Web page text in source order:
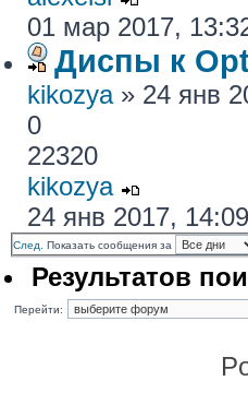
01 мар 2017,
Диспы к
kikozya» 24 янв
0
22320
kikozya
24 янв 2017, 14:09
След. Показать сообщения за
Результатов
Перейти: